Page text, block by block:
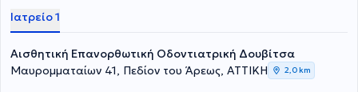
Ιατρείο 1
Αισθητική Επανορθωτική Οδοντιατρική Δουβίτσα
Μαυρομματαίων 41, Πεδίον του Άρεως, ΑΤΤΙΚΗ
2,0 km